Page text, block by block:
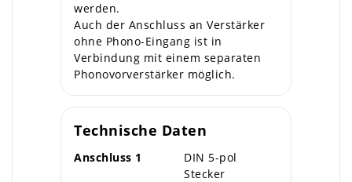
werden.
Auch der Anschluss an Verstärker
ohne Phono-Eingang ist in
Verbindung mit einem separaten
Phonovorverstärker möglich.
Technische Daten
Anschluss 1
DIN 5-pol
Stecker